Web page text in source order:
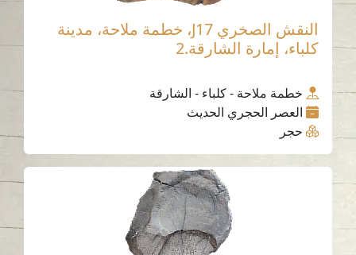
النقش الصخري J17، خطمة ملاحة، مدينة
كلباء، إمارة الشارقة.2
خطمة ملاحة - كلباء - الشارقة
العصر الحجري الحديث
حجر